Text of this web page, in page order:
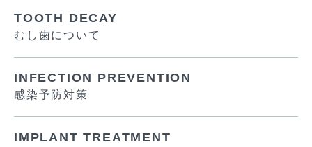
TOOTH DECAY
むし歯について
INFECTION PREVENTION
感染予防対策
IMPLANT TREATMENT